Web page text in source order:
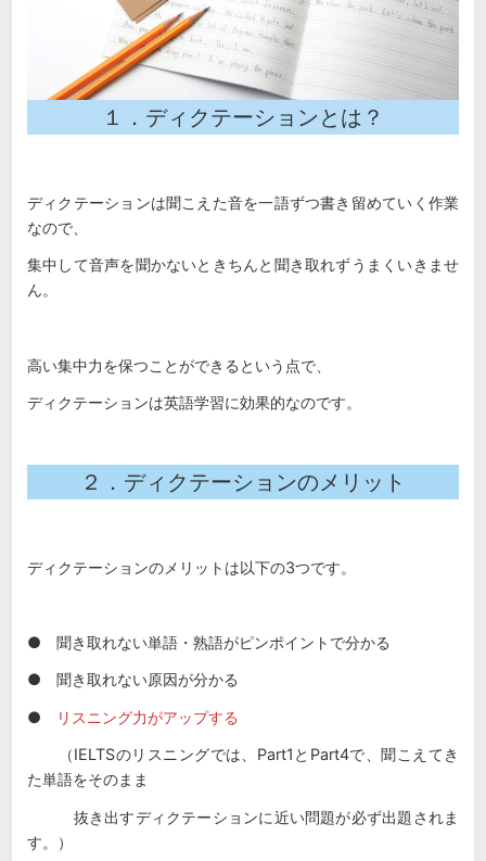
１．ディクテーションとは？
ディクテーションは聞こえた音を一語ずつ書き留めていく作業
なので、
集中して音声を聞かないときちんと聞き取れずうまくいきませ
ん。
高い集中力を保つことができるという点で、
ディクテーションは英語学習に効果的なのです。
２．ディクテーションのメリット
ディクテーションのメリットは以下の3つです。
● 聞き取れない単語・熟語がピンポイントで分かる
● 聞き取れない原因が分かる
● リスニング力がアップする
（IELTSのリスニングでは、Part1とPart4で、聞こえてき
た単語をそのまま
抜き出すディクテーションに近い問題が必ず出題されま
す。）